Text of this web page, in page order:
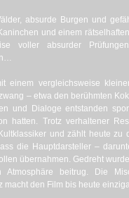
absurde Burgen und
und einem
voller absurder
einem vergleichsweise
– etwa den berühmten
und Dialoge entstanden
hatten. Trotz verhaltener
und zählt heute zu
die Hauptdarsteller –
übernahmen. Gedreht
Atmosphäre beitrug. Die
macht den Film bis heute